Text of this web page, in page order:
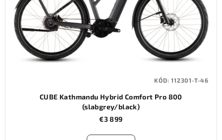
CUBE Kathmandu Hybrid Comfort Pro 800
(slabgrey/black)
€3 899
KÓD:112301-T-46